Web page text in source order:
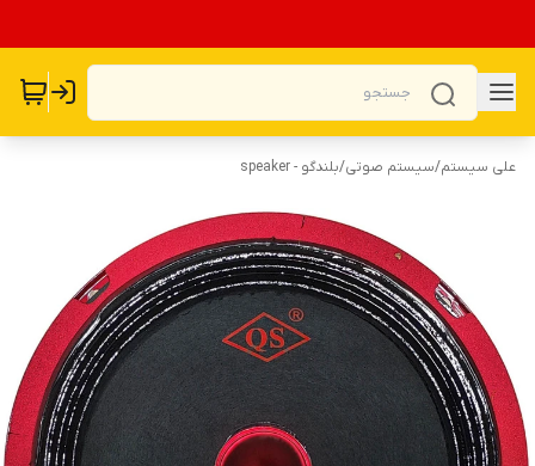
علی سیستم/سیستم صوتی/بلندگو - speaker